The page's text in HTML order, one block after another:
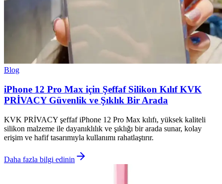
Blog
iPhone 12 Pro Max için Şeffaf Silikon Kılıf KVK
PRİVACY Güvenlik ve Şıklık Bir Arada
KVK PRİVACY şeffaf iPhone 12 Pro Max kılıfı, yüksek kaliteli
silikon malzeme ile dayanıklılık ve şıklığı bir arada sunar, kolay
erişim ve hafif tasarımıyla kullanımı rahatlaştırır.
Daha fazla bilgi edinin